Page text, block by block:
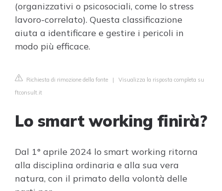
(organizzativi o psicosociali, come lo stress
lavoro-correlato). Questa classificazione
aiuta a identificare e gestire i pericoli in
modo più efficace.
Richiesta di rimozione della fonte | Visualizza la risposta completa su
ftconsult.it
Lo smart working finirà?
Dal 1° aprile 2024 lo smart working ritorna
alla disciplina ordinaria e alla sua vera
natura, con il primato della volontà delle